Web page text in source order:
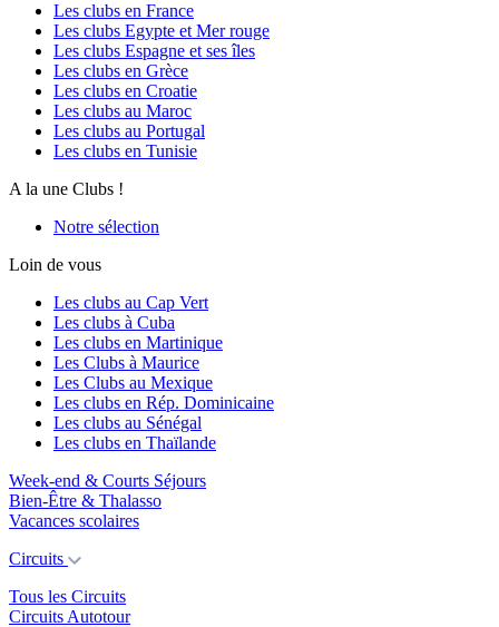
Les clubs en France
Les clubs Egypte et Mer rouge
Les clubs Espagne et ses îles
Les clubs en Grèce
Les clubs en Croatie
Les clubs au Maroc
Les clubs au Portugal
Les clubs en Tunisie
A la une Clubs !
Notre sélection
Loin de vous
Les clubs au Cap Vert
Les clubs à Cuba
Les clubs en Martinique
Les Clubs à Maurice
Les Clubs au Mexique
Les clubs en Rép. Dominicaine
Les clubs au Sénégal
Les clubs en Thaïlande
Week-end & Courts Séjours
Bien-Être & Thalasso
Vacances scolaires
Circuits
Tous les Circuits
Circuits Autotour